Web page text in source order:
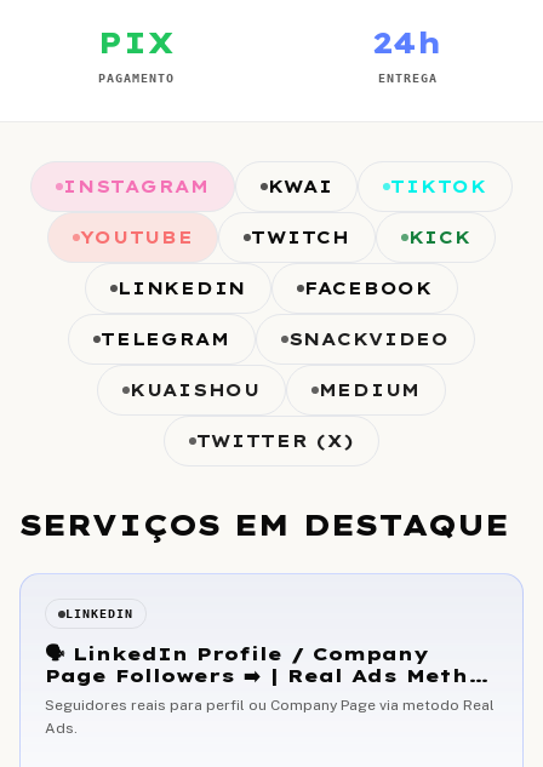
PIX
PAGAMENTO
24h
ENTREGA
INSTAGRAM KWAI TIKTOK
YOUTUBE TWITCH KICK
LINKEDIN FACEBOOK
TELEGRAM SNACKVIDEO
KUAISHOU MEDIUM
TWITTER (X)
SERVIÇOS EM DESTAQUE
LINKEDIN
🗣 LinkedIn Profile / Company
Page Followers ➡️ | Real Ads Method
]
Seguidores reais para perfil ou Company Page via metodo Real
Ads.